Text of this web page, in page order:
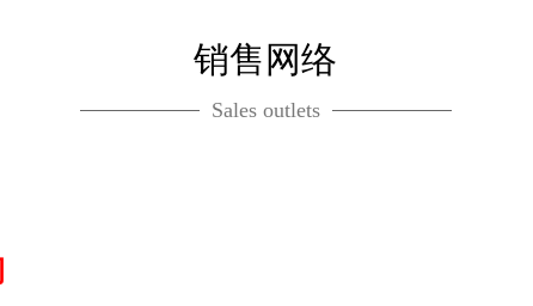
销售网络
Sales outlets